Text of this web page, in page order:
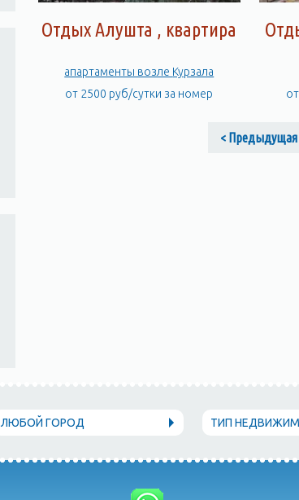
Отдых Алушта , квартира
апартаменты возле Курзала
от 2500 руб/сутки за номер
< Предыдущая
ЛЮБОЙ ГОРОД ТИП